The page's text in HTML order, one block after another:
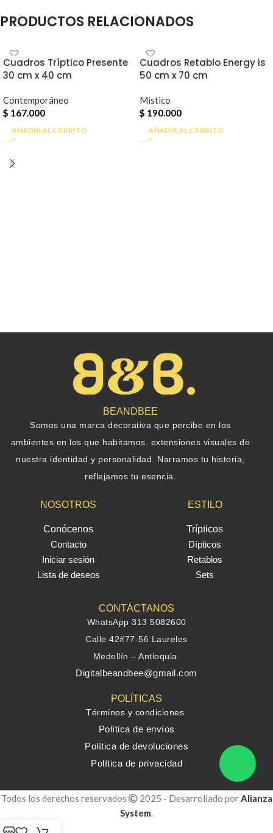
PRODUCTOS RELACIONADOS
Cuadros Tríptico Presente
30 cm x 40 cm
Contemporáneo
$ 167.000
AÑADIR AL CARRITO
Cuadros Retablo Energy is
50 cm x 70 cm
Mistico
$ 190.000
AÑADIR AL CARRITO
BEANDBEE
Somos una marca decorativa que percibe en los
ambientes en los que habitamos, extensiones visuales de
nuestra identidad y personalidad. Narramos tu historia,
reflejamos tu esencia.
NOSOTROS
Conócenos
Contacto
Iniciar sesión
Lista de deseos
ESTILO
Trípticos
Dípticos
Retablos
Sets
CONTÁCTANOS
WhatsApp 313 5082600
Calle 42#77-56 Laureles
Medellín – Antioquia
Digitalbeandbee@gmail.com
POLÍTICAS
Términos y condiciones
Política de envíos
Política de devoluciones
Política de privacidad
Todos los derechos reservados 2025 - Desarrollado por Alianza
System